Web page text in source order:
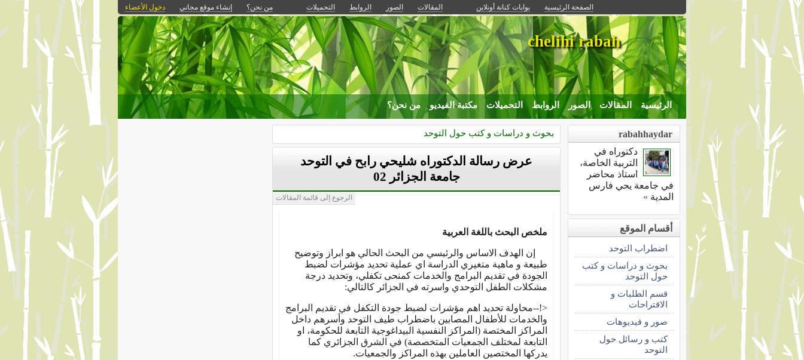
الصفحة الرئيسية بوابات كنانة أونلاين المقالات الصور الروابط التحميلات من نحن؟ إنشاء موقع مجاني دخول الأعضاء
chelihi rabah
الرئيسية المقالات الصور الروابط التحميلات مكتبة الفيديو من نحن؟
بحوث و دراسات و كتب حول التوحد
عرض رسالة الدكتوراه شليحي رابح في التوحد
جامعة الجزائر 02
الرجوع إلى قائمة المقالات
ملخص البحث باللغة العربية
إن الهدف الاساس والرئيسي من البحث الحالي هو ابراز وتوضيح
طبيعة و ماهية متغيري الدراسة اي عملية تحديد مؤشرات لضبط
الجودة في تقديم البرامج والخدمات كمنحى تكفلي، وتحديد درجة
مشكلات الطفل التوحدي واسرته في الجزائر كالتالي:
<!--محاولة تحديد اهم مؤشرات لضبط جودة التكفل في تقديم البرامج
والخدمات للأطفال المصابين باضطراب طيف التوحد وأسرهم داخل
المراكز المختصة (المراكز النفسية البيداغوجية التابعة للحكومة، او
التابعة لمختلف الجمعيات المتخصصة) في الشرق الجزائري كما
يدركها المختصين العاملين بهذه المراكز والجمعيات.
rabahhaydar
دكتوراه في
التربية الخاصة،
استاذ محاضر
في جامعة يحي فارس
المدية »
أقسام الموقع
اضطراب التوحد
بحوث و دراسات و كتب
حول التوحد
قسم الطلبات و
الاقتراحات
صور و فيديوهات
كتب و رسائل حول
التوحد